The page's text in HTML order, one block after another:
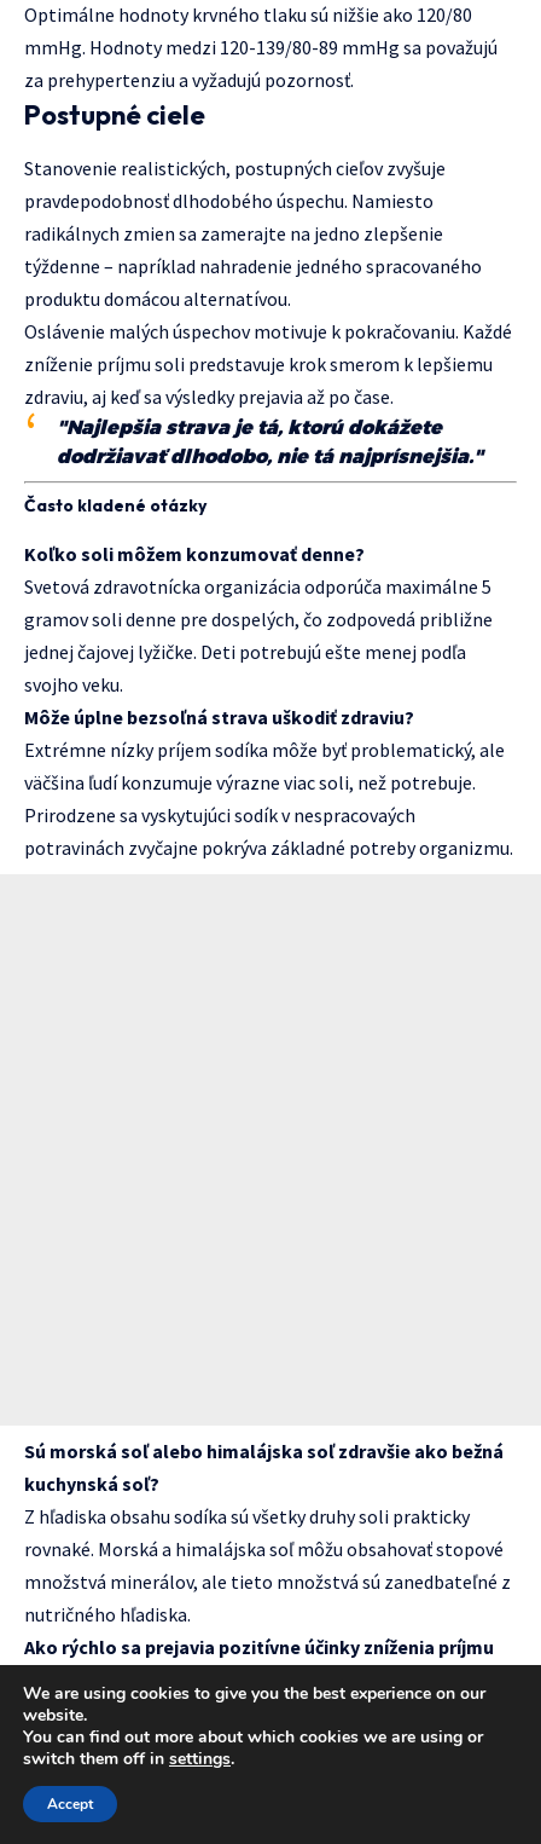
Optimálne hodnoty krvného tlaku sú nižšie ako 120/80
mmHg. Hodnoty medzi 120-139/80-89 mmHg sa považujú
za prehypertenziu a vyžadujú pozornosť.
Postupné ciele
Stanovenie realistických, postupných cieľov zvyšuje
pravdepodobnosť dlhodobého úspechu. Namiesto
radikálnych zmien sa zamerajte na jedno zlepšenie
týždenne – napríklad nahradenie jedného spracovaného
produktu domácou alternatívou.
Oslávenie malých úspechov motivuje k pokračovaniu. Každé
zníženie príjmu soli predstavuje krok smerom k lepšiemu
zdraviu, aj keď sa výsledky prejavia až po čase.
"Najlepšia strava je tá, ktorú dokážete
dodržiavať dlhodobo, nie tá najprísnejšia."
Často kladené otázky
Koľko soli môžem konzumovať denne?
Svetová zdravotnícka organizácia odporúča maximálne 5
gramov soli denne pre dospelých, čo zodpovedá približne
jednej čajovej lyžičke. Deti potrebujú ešte menej podľa
svojho veku.
Môže úplne bezsoľná strava uškodiť zdraviu?
Extrémne nízky príjem sodíka môže byť problematický, ale
väčšina ľudí konzumuje výrazne viac soli, než potrebuje.
Prirodzene sa vyskytujúci sodík v nespracovaých
potravinách zvyčajne pokrýva základné potreby organizmu.
Sú morská soľ alebo himalájska soľ zdravšie ako bežná
kuchynská soľ?
Z hľadiska obsahu sodíka sú všetky druhy soli prakticky
rovnaké. Morská a himalájska soľ môžu obsahovať stopové
množstvá minerálov, ale tieto množstvá sú zanedbateľné z
nutričného hľadiska.
Ako rýchlo sa prejavia pozitívne účinky zníženia príjmu
Chuťové bunky sa prispôsobia za 2-3 týždne. Pokles krvného
tlaku sa môže prejaviť už po niekoľkých dňoch, ale stabilné
Môžem používať náhradky soli?
We are using cookies to give you the best experience on our
website.
You can find out more about which cookies we are using or
switch them off in settings.
Accept